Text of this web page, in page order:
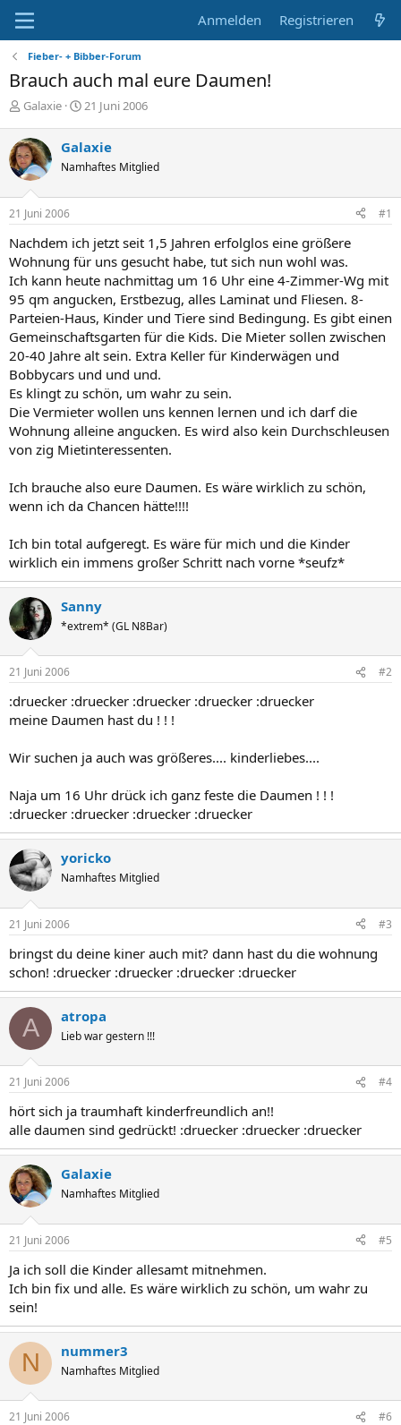
Anmelden Registrieren
Fieber- + Bibber-Forum
Brauch auch mal eure Daumen!
E
s
t
e
l
l
e
Galaxie
E
t
e
l
m
21 Juni 2006
Galaxie
Namhaftes Mitglied
21 Juni 2006 #1
Nachdem ich jetzt seit 1,5 Jahren erfolglos eine größere
Wohnung für uns gesucht habe, tut sich nun wohl was.
Ich kann heute nachmittag um 16 Uhr eine 4-Zimmer-Wg mit
95 qm angucken, Erstbezug, alles Laminat und Fliesen. 8-
Parteien-Haus, Kinder und Tiere sind Bedingung. Es gibt einen
Gemeinschaftsgarten für die Kids. Die Mieter sollen zwischen
20-40 Jahre alt sein. Extra Keller für Kinderwägen und
Bobbycars und und und.
Es klingt zu schön, um wahr zu sein.
Die Vermieter wollen uns kennen lernen und ich darf die
Wohnung alleine angucken. Es wird also kein Durchschleusen
von zig Mietinteressenten.
Ich brauche also eure Daumen. Es wäre wirklich zu schön,
wenn ich da Chancen hätte!!!!
Ich bin total aufgeregt. Es wäre für mich und die Kinder
wirklich ein immens großer Schritt nach vorne *seufz*
Sanny
*extrem* (GL N8Bar)
21 Juni 2006 #2
:druecker :druecker :druecker :druecker :druecker
meine Daumen hast du ! ! !
Wir suchen ja auch was größeres.... kinderliebes....
Naja um 16 Uhr drück ich ganz feste die Daumen ! ! !
:druecker :druecker :druecker :druecker
yoricko
Namhaftes Mitglied
21 Juni 2006 #3
bringst du deine kiner auch mit? dann hast du die wohnung
schon! :druecker :druecker :druecker :druecker
A atropa
Lieb war gestern !!!
21 Juni 2006 #4
hört sich ja traumhaft kinderfreundlich an!!
alle daumen sind gedrückt! :druecker :druecker :druecker
Galaxie
Namhaftes Mitglied
21 Juni 2006 #5
Ja ich soll die Kinder allesamt mitnehmen.
Ich bin fix und alle. Es wäre wirklich zu schön, um wahr zu
sein!
N nummer3
Namhaftes Mitglied
21 Juni 2006 #6